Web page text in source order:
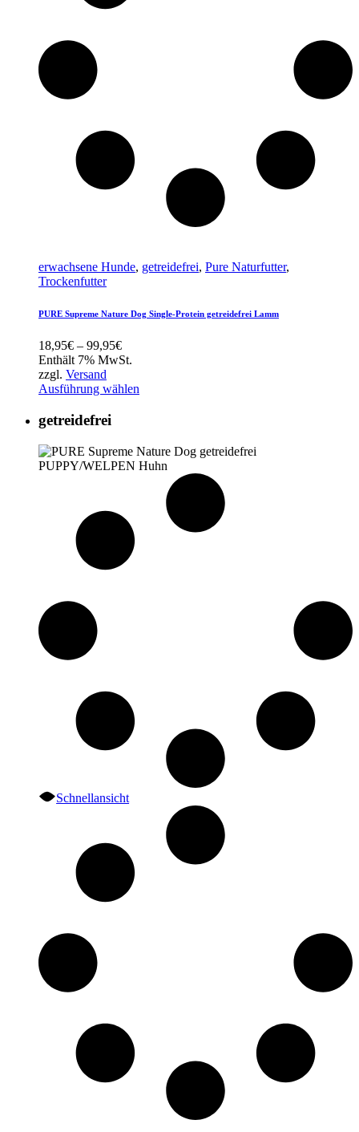
erwachsene Hunde, getreidefrei, Pure Naturfutter,
Trockenfutter
PURE Supreme Nature Dog Single-Protein getreidefrei Lamm
18,95€ – 99,95€Preisspanne:
18,95€
99,95€
Enthält 7% MwSt.
zzgl. Versand
Ausführung wählen
getreidefrei
Schnellansicht